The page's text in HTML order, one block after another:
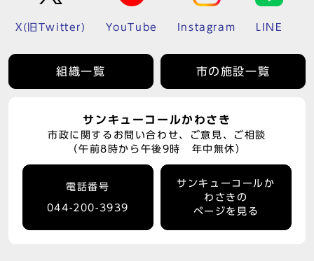
X(旧Twitter) YouTube Instagram LINE
組織一覧 市の施設一覧
サンキューコールかわさき
市政に関するお問い合わせ、ご意見、ご相談
（午前8時から午後9時 年中無休）
電話番号
044-200-3939
サンキューコールか
わさきの
ページを見る